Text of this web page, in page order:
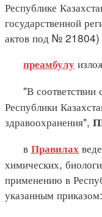
Республике
государственной
актов под № 21804)
преамбулу
"В соответствии
Республики
здравоохранения",
в Правилах
химических,
применению в
указанным приказом: